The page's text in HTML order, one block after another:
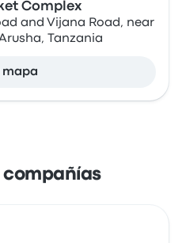
Complex
and Vijana Road, near
Tanzania
mapa